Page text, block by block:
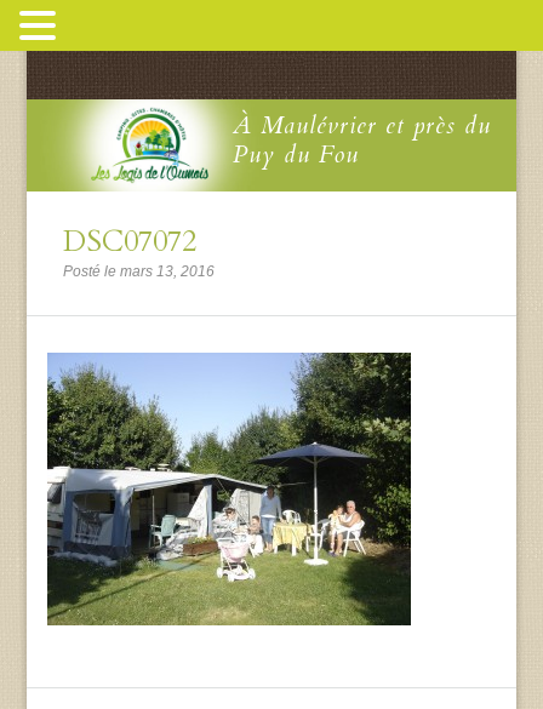
À Maulévrier et près du
Puy du Fou
DSC07072
Posté le mars 13, 2016